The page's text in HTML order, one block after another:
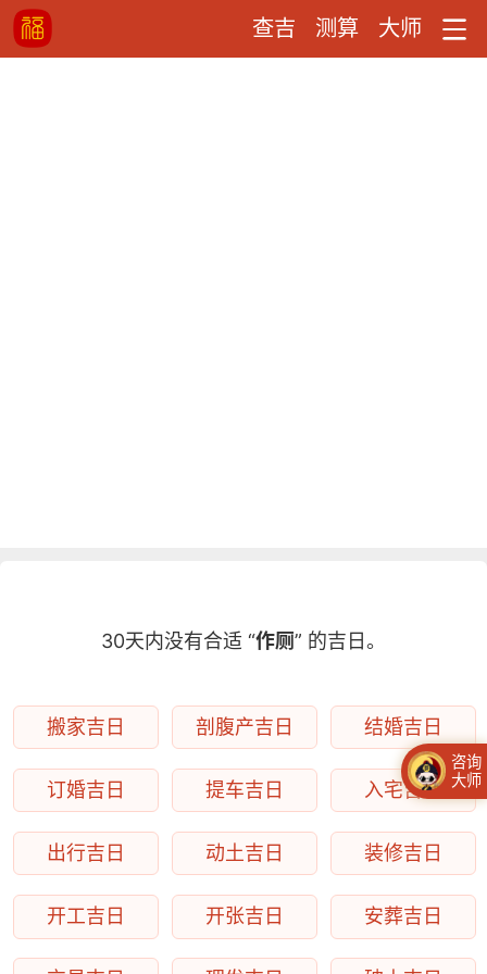
查吉 测算 大师
30天内没有合适 “作厕” 的吉日。
搬家吉日 剖腹产吉日 结婚吉日
订婚吉日 提车吉日 入宅吉日
出行吉日 动土吉日 装修吉日
开工吉日 开张吉日 安葬吉日
咨询
大师